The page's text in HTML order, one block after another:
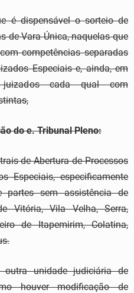
é dispensável o sorteio de
de Vara Única, naquelas que
competências separadas
Especiais e, ainda, em
juizados cada qual com
do e. Tribunal Pleno:
de Abertura de Processos
Especiais, especificamente
partes sem assistência de
Vitória, Vila Velha, Serra,
de Itapemirim, Colatina,
unidade judiciária de
houver modificação de